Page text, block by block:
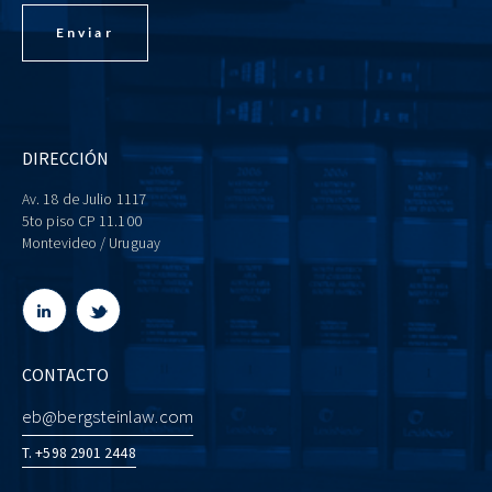
DIRECCIÓN
Av. 18 de Julio 1117
5to piso CP 11.100
Montevideo / Uruguay
CONTACTO
eb@bergsteinlaw.com
T. +598 2901 2448